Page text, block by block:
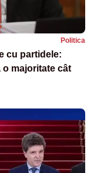
Politica
cu partidele:
o majoritate cât